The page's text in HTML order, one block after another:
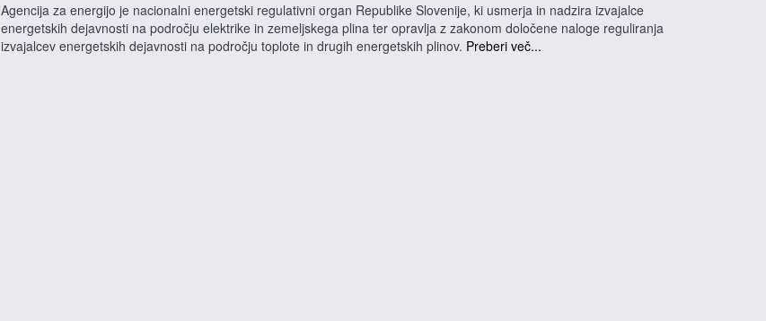
Agencija za energijo je nacionalni energetski regulativni organ Republike Slovenije, ki usmerja in nadzira izvajalce
energetskih dejavnosti na področju elektrike in zemeljskega plina ter opravlja z zakonom določene naloge reguliranja
izvajalcev energetskih dejavnosti na področju toplote in drugih energetskih plinov. Preberi več...